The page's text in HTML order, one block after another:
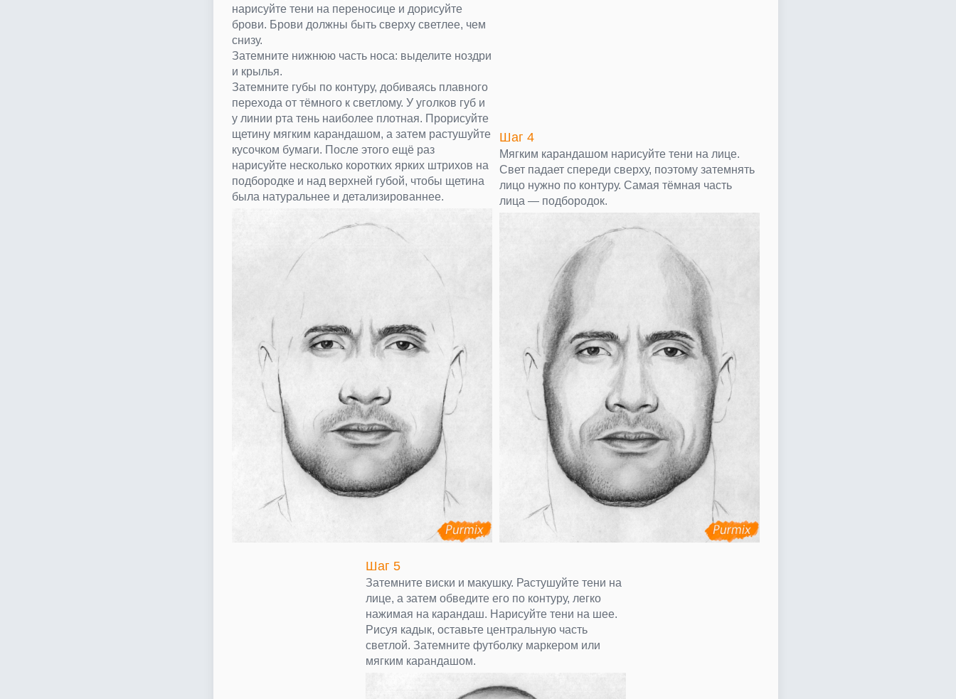
нарисуйте тени на переносице и дорисуйте
брови. Брови должны быть сверху светлее, чем
снизу.
Затемните нижнюю часть носа: выделите ноздри
и крылья.
Затемните губы по контуру, добиваясь плавного
перехода от тёмного к светлому. У уголков губ и
у линии рта тень наиболее плотная. Прорисуйте
щетину мягким карандашом, а затем растушуйте
кусочком бумаги. После этого ещё раз
нарисуйте несколько коротких ярких штрихов на
подбородке и над верхней губой, чтобы щетина
была натуральнее и детализированнее.
Шаг 4
Мягким карандашом нарисуйте тени на лице.
Свет падает спереди сверху, поэтому затемнять
лицо нужно по контуру. Самая тёмная часть
лица — подбородок.
Шаг 5
Затемните виски и макушку. Растушуйте тени на
лице, а затем обведите его по контуру, легко
нажимая на карандаш. Нарисуйте тени на шее.
Рисуя кадык, оставьте центральную часть
светлой. Затемните футболку маркером или
мягким карандашом.